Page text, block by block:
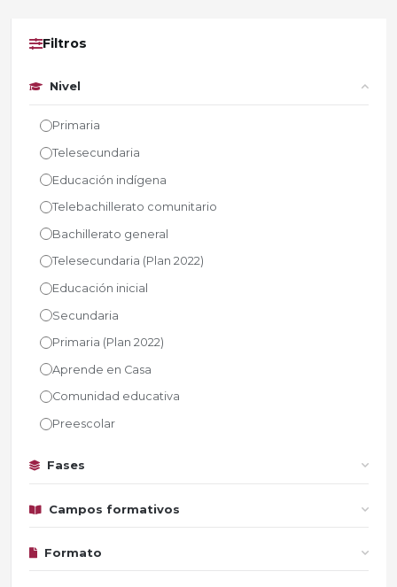
Filtros
Nivel
Primaria
Telesecundaria
Educación indígena
Telebachillerato comunitario
Bachillerato general
Telesecundaria (Plan 2022)
Educación inicial
Secundaria
Primaria (Plan 2022)
Aprende en Casa
Comunidad educativa
Preescolar
Fases
Campos formativos
Formato